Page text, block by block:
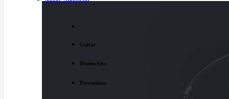
Guitar
Drums Sets
Percussions